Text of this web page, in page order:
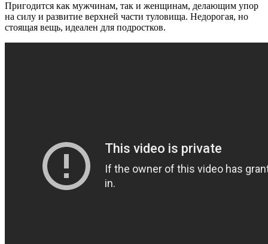
Пригодится как мужчинам, так и женщинам, делающим упор
на силу и развитие верхней части туловища. Недорогая, но
стоящая вещь, идеален для подростков.